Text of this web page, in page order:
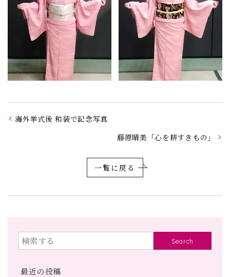
海外挙式後 和装で記念写真
藤原晴美「心を耕すきもの」
一覧に戻る
Search
最近の投稿